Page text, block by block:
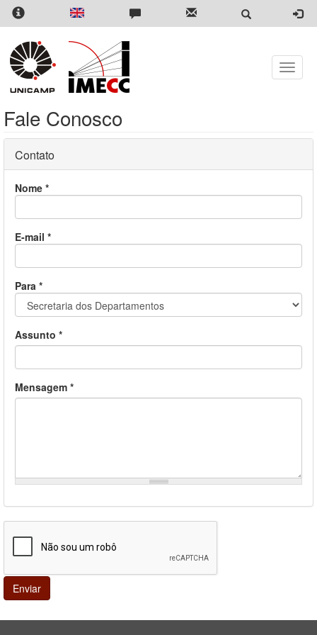
Pular
para
conteúdo
principal
Toggle
Fale Conosco
Contato
Nome *
E-mail *
Para *
Assunto *
Mensagem *
Enviar